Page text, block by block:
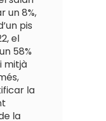
un 8%,
pis
el
58%
mitjà
la
la